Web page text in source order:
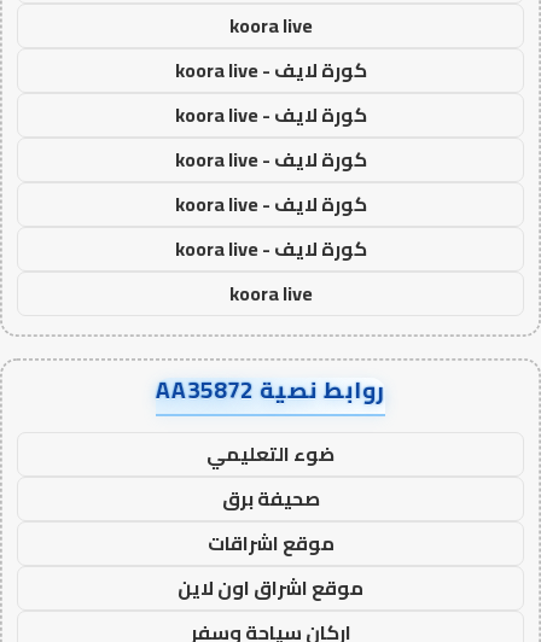
koora live
كورة لايف - koora live
كورة لايف - koora live
كورة لايف - koora live
كورة لايف - koora live
كورة لايف - koora live
koora live
روابط نصية AA35872
ضوء التعليمي
صحيفة برق
موقع اشراقات
موقع اشراق اون لاين
اركان سياحة وسفر